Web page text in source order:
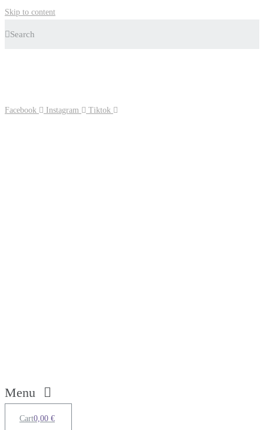
Skip to content
Search
Facebook Instagram Tiktok
Menu
0,00 €
Cart